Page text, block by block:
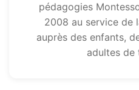
pédagogies
2008 au service de
auprès des enfants,
adultes de